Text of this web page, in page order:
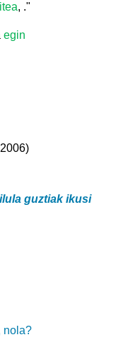
, ."
egin
guztiak ikusi
nola?